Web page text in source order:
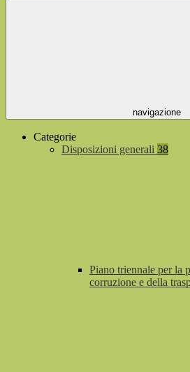
navigazione
Categorie
Disposizioni generali 38
Piano triennale per la
corruzione e della